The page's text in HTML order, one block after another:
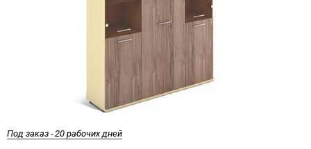
Под заказ - 20 рабочих дней